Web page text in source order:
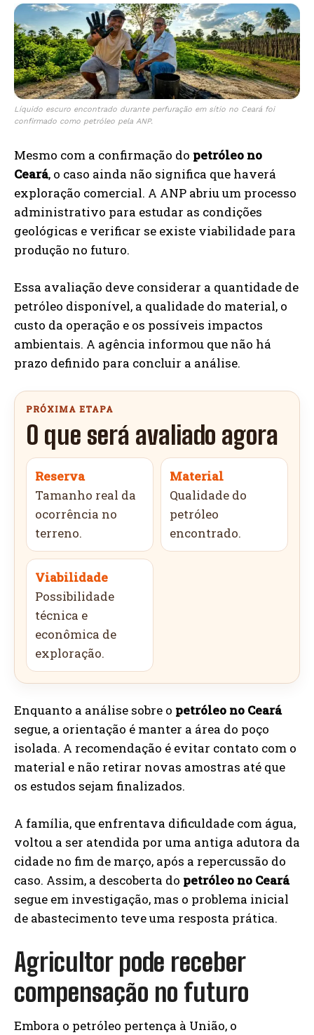
Líquido escuro encontrado durante perfuração em sítio no Ceará foi
confirmado como petróleo pela ANP.
Mesmo com a confirmação do petróleo no
Ceará, o caso ainda não significa que haverá
exploração comercial. A ANP abriu um processo
administrativo para estudar as condições
geológicas e verificar se existe viabilidade para
produção no futuro.
Essa avaliação deve considerar a quantidade de
petróleo disponível, a qualidade do material, o
custo da operação e os possíveis impactos
ambientais. A agência informou que não há
prazo definido para concluir a análise.
PRÓXIMA ETAPA
O que será avaliado agora
Reserva
Tamanho real da
ocorrência no
terreno.
Material
Qualidade do
petróleo
encontrado.
Viabilidade
Possibilidade
técnica e
econômica de
exploração.
Enquanto a análise sobre o petróleo no Ceará
segue, a orientação é manter a área do poço
isolada. A recomendação é evitar contato com o
material e não retirar novas amostras até que
os estudos sejam finalizados.
A família, que enfrentava dificuldade com água,
voltou a ser atendida por uma antiga adutora da
cidade no fim de março, após a repercussão do
caso. Assim, a descoberta do petróleo no Ceará
segue em investigação, mas o problema inicial
de abastecimento teve uma resposta prática.
Agricultor pode receber
compensação no futuro
Embora o petróleo pertença à União, o